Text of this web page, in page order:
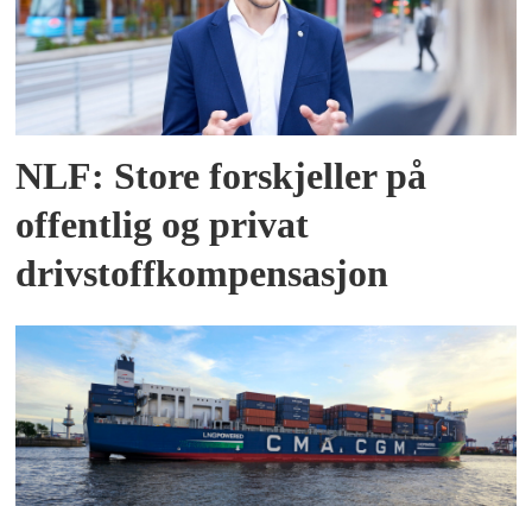
NLF: Store forskjeller på
offentlig og privat
drivstoffkompensasjon